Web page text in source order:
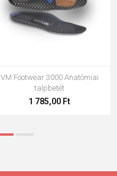
VM Footwear 3000 Anatómiai
talpbetét
1 785,00 Ft